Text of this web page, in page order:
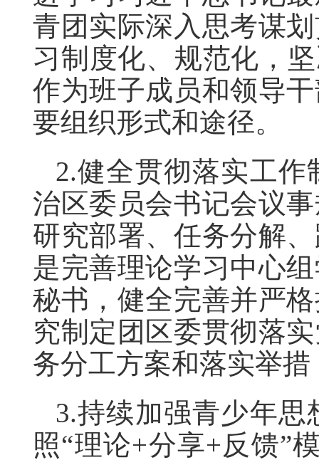
青团实际深入思考谋
习制度化、规范化，
作为班子成员和领导
要组织形式和途径。
2.健全贯彻落实工
治区委员会书记会议
研究部署、任务分解
是完善理论学习中心
秘书，健全完善并严
究制定团区委贯彻落
务分工方案和落实举
3.持续加强青少年
照“理论+分享+反馈”